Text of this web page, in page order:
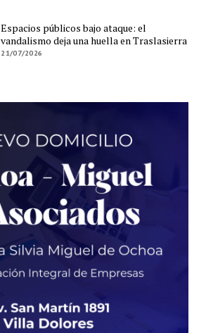
Espacios públicos bajo ataque: el
vandalismo deja una huella en Traslasierra
21/07/2026